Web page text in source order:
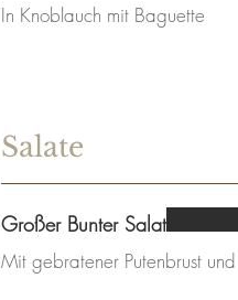
In Knoblauch mit Baguette
Salate
Großer Bunter Salat
Mit gebratener Putenbrust